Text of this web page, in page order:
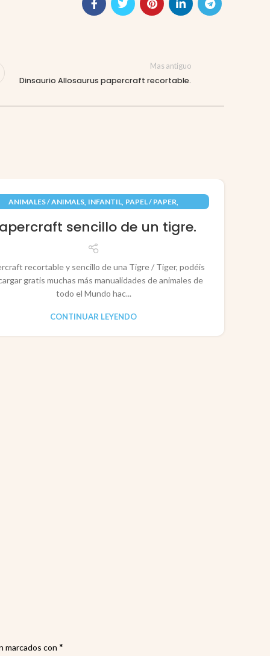
Mas antiguo
Dinsaurio Allosaurus papercraft recortable.
ANIMALES / ANIMALS, INFANTIL, PAPEL / PAPER,
sencillo de un tigre.
recortable y sencillo de una Tigre / Tiger, podéis
gratis muchas más manualidades de animales de
todo el Mundo hac...
CONTINUAR LEYENDO
marcados con *